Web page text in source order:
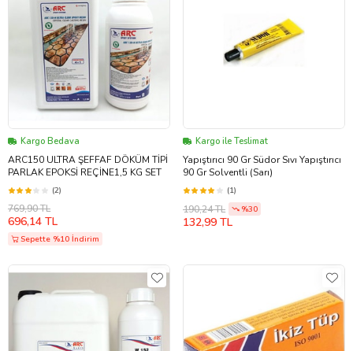
Kargo Bedava
ARC150 ULTRA ŞEFFAF DÖKÜM TİPİ
PARLAK EPOKSİ REÇİNE1,5 KG SET
(2)
769,90 TL
696,14 TL
Sepette %10 İndirim
Kargo ile Teslimat
Yapıştırıcı 90 Gr Südor Sıvı Yapıştırıcı
90 Gr Solventli (Sarı)
(1)
190,24 TL %30
132,99 TL